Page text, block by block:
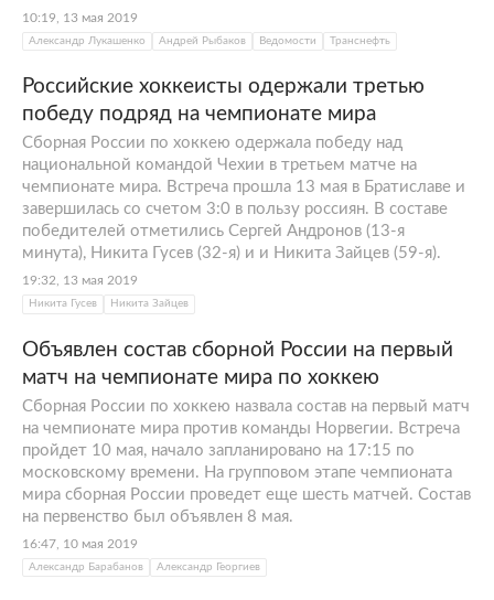
10:19, 13 мая 2019
Александр Лукашенко Андрей Рыбаков Ведомости Транснефть
Российские хоккеисты одержали третью
победу подряд на чемпионате мира
Сборная России по хоккею одержала победу над
национальной командой Чехии в третьем матче на
чемпионате мира. Встреча прошла 13 мая в Братиславе и
завершилась со счетом 3:0 в пользу россиян. В составе
победителей отметились Сергей Андронов (13-я
минута), Никита Гусев (32-я) и и Никита Зайцев (59-я).
19:32, 13 мая 2019
Никита Гусев Никита Зайцев
Объявлен состав сборной России на первый
матч на чемпионате мира по хоккею
Сборная России по хоккею назвала состав на первый матч
на чемпионате мира против команды Норвегии. Встреча
пройдет 10 мая, начало запланировано на 17:15 по
московскому времени. На групповом этапе чемпионата
мира сборная России проведет еще шесть матчей. Состав
на первенство был объявлен 8 мая.
16:47, 10 мая 2019
Александр Барабанов Александр Георгиев